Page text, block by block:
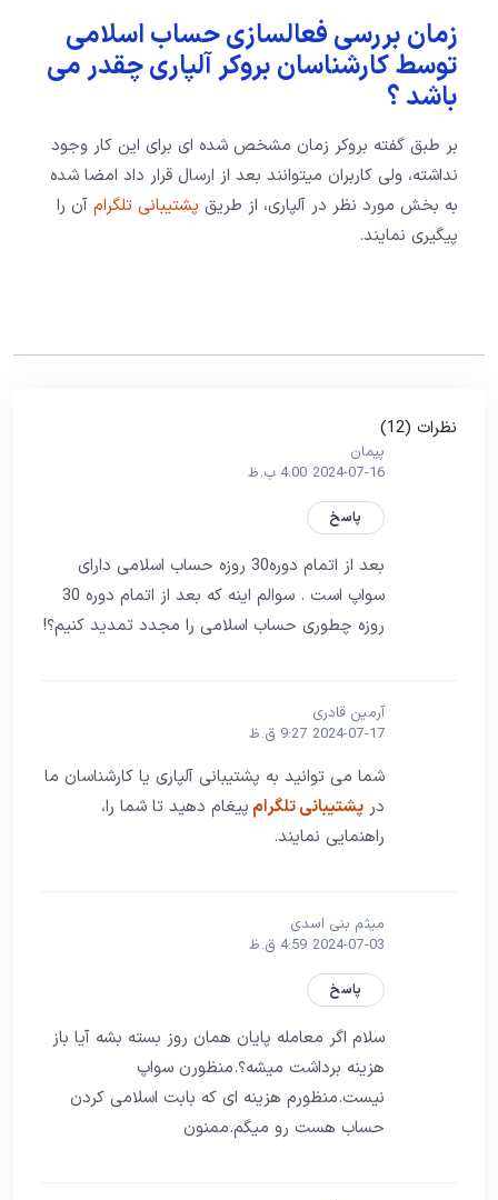
زمان بررسی فعالسازی حساب اسلامی
توسط کارشناسان بروکر آلپاری چقدر می
باشد ؟
بر طبق گفته بروکر زمان مشخص شده ای برای این کار وجود
نداشته، ولی کاربران میتوانند بعد از ارسال قرار داد امضا شده
به بخش مورد نظر در آلپاری، از طریق پشتیبانی تلگرام آن را
پیگیری نمایند.
نظرات (12)
پیمان
2024-07-16 4:00 ب.ظ
پاسخ
بعد از اتمام دوره30 روزه حساب اسلامی دارای
سواپ است . سوالم اینه که بعد از اتمام دوره 30
روزه چطوری حساب اسلامی را مجدد تمدید کنیم؟!
آرمین قادری
2024-07-17 9:27 ق.ظ
شما می توانید به پشتیبانی آلپاری یا کارشناسان ما
در پشتیبانی تلگرام پیغام دهید تا شما را،
راهنمایی نمایند.
میثم بنی اسدی
2024-07-03 4:59 ق.ظ
پاسخ
سلام اگر معامله پایان همان روز بسته بشه آیا باز
هزینه برداشت میشه؟.منظورن سواپ
نیست.منظورم هزینه ای که بابت اسلامی کردن
حساب هست رو میگم.ممنون